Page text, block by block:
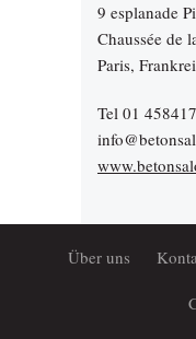
9 esplanade
Chaussée de
Paris,
Tel 01
Über uns